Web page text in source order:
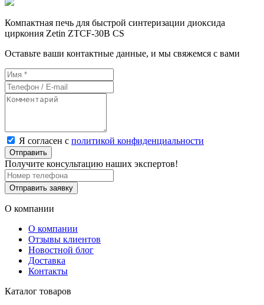
Компактная печь для быстрой синтеризации диоксида
циркония Zetin ZTCF-30B CS
Оставьте ваши контактные данные, и мы свяжемся с вами
Я согласен с политикой конфиденциальности
Отправить
Получите консультацию наших экспертов!
Отправить заявку
О компании
О компании
Отзывы клиентов
Новостной блог
Доставка
Контакты
Каталог товаров